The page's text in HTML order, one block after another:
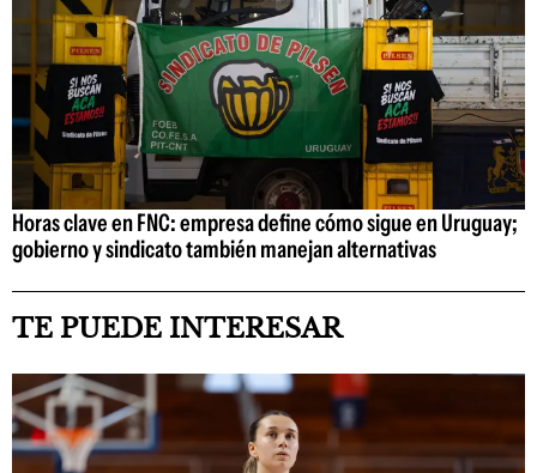
Horas clave en FNC: empresa define cómo sigue en Uruguay;
gobierno y sindicato también manejan alternativas
TE PUEDE INTERESAR